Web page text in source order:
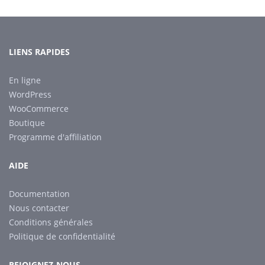
LIENS RAPIDES
En ligne
WordPress
WooCommerce
Boutique
Programme d'affiliation
AIDE
Documentation
Nous contacter
Conditions générales
Politique de confidentialité